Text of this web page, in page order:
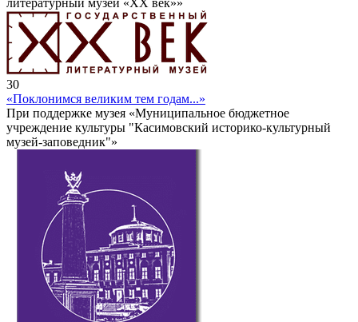
литературный музей «ХХ век»»
30
«Поклонимся великим тем годам...»
При поддержке музея «Муниципальное бюджетное
учреждение культуры "Касимовский историко-культурный
музей-заповедник"»